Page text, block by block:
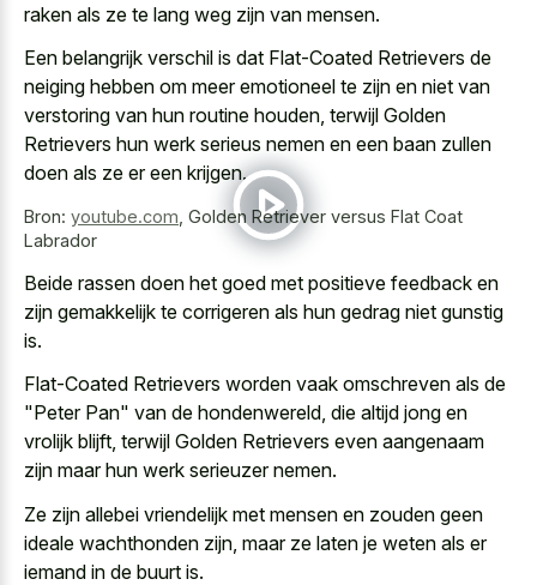
raken als ze te lang weg zijn van mensen.
Een belangrijk verschil is dat Flat-Coated Retrievers de
neiging hebben om meer emotioneel te zijn en niet van
verstoring van hun routine houden, terwijl Golden
Retrievers hun werk serieus nemen en een baan zullen
doen als ze er een krijgen.
Bron: youtube.com, Golden Retriever versus Flat Coat
Labrador
Beide rassen doen het goed met positieve feedback en
zijn gemakkelijk te corrigeren als hun gedrag niet gunstig
is.
Flat-Coated Retrievers worden vaak omschreven als de
"Peter Pan" van de hondenwereld, die altijd jong en
vrolijk blijft, terwijl Golden Retrievers even aangenaam
zijn maar hun werk serieuzer nemen.
Ze zijn allebei vriendelijk met mensen en zouden geen
ideale wachthonden zijn, maar ze laten je weten als er
iemand in de buurt is.